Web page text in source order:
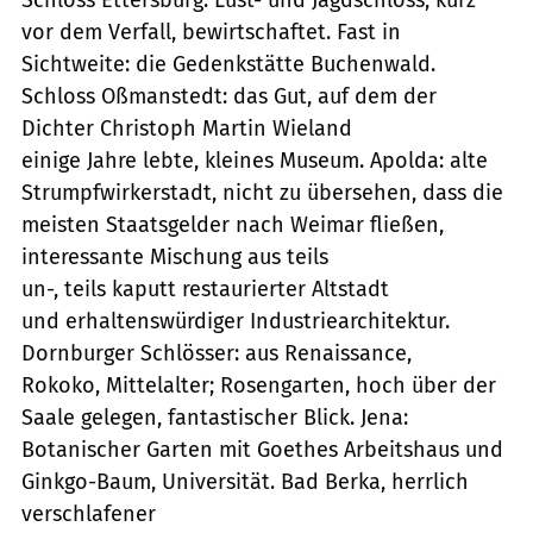
vor dem Verfall, bewirtschaftet. Fast in
Sichtweite: die Gedenkstätte Buchenwald.
Schloss Oßmanstedt: das Gut, auf dem der
Dichter Christoph Martin Wieland
einige Jahre lebte, kleines Museum. Apolda: alte
Strumpfwirkerstadt, nicht zu übersehen, dass die
meisten Staatsgelder nach Weimar fließen,
interessante Mischung aus teils
un-, teils kaputt restaurierter Altstadt
und erhaltenswürdiger Industriearchitektur.
Dornburger Schlösser: aus Renaissance,
Rokoko, Mittelalter; Rosengarten, hoch über der
Saale gelegen, fantastischer Blick. Jena:
Botanischer Garten mit Goethes Arbeitshaus und
Ginkgo-Baum, Universität. Bad Berka, herrlich
verschlafener